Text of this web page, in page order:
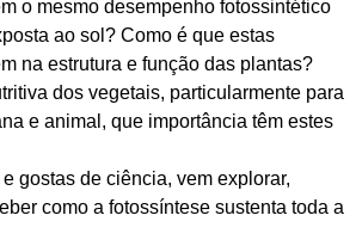
o mesmo desempenho fotossintético
ao sol? Como é que estas
na estrutura e função das plantas?
dos vegetais, particularmente para
e animal, que importância têm estes
gostas de ciência, vem explorar,
como a fotossíntese sustenta toda a